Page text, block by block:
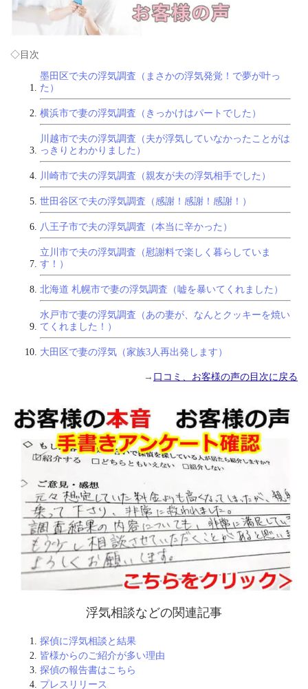
◇目次
墨田区で夫の浮気調査（まさかの浮気発覚！で夢が叶っ
た）
横浜市で妻の浮気調査（きっかけはパートでした）
川越市で夫の浮気調査（夫が浮気していなかったことがは
っきりとわかりました）
川崎市で夫の浮気調査（親友が夫の浮気相手でした）
世田谷区で夫の浮気調査（感謝！感謝！感謝！）
八王子市で夫の浮気調査（本当に辛かった）
立川市で夫の浮気調査（慰謝料で楽しく暮らしていま
す！）
北海道 札幌市で妻の浮気調査（嘘を暴いてくれました）
水戸市で妻の浮気調査（あの妻が、なんとクッキーを焼い
てくれました！）
大田区で妻の浮気（家族3人再出発します）
→ 口コミ、お客様の声の目次に戻る
浮気相談などの関連記事
探偵に浮気相談と結果
皆様からのご紹介が多い理由
探偵の報告書はこちら
プレスリリース